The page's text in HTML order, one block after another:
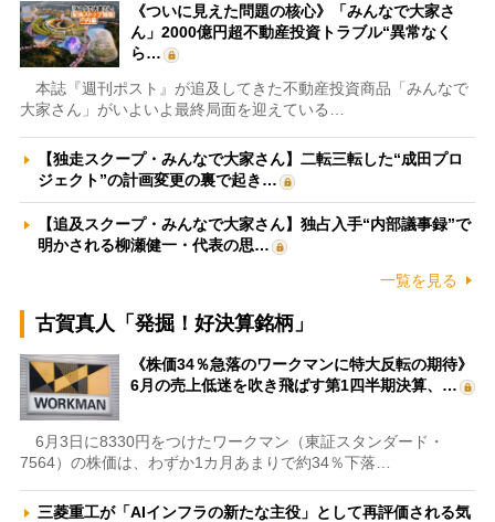
《ついに見えた問題の核心》「みんなで大家さ
ん」2000億円超不動産投資トラブル“異常なく
ら…
本誌『週刊ポスト』が追及してきた不動産投資商品「みんなで
大家さん」がいよいよ最終局面を迎えている…
【独走スクープ・みんなで大家さん】二転三転した“成田プロ
ジェクト”の計画変更の裏で起き…
【追及スクープ・みんなで大家さん】独占入手“内部議事録”で
明かされる柳瀬健一・代表の思…
一覧を見る
古賀真人「発掘！好決算銘柄」
《株価34％急落のワークマンに特大反転の期待》
6月の売上低迷を吹き飛ばす第1四半期決算、…
6月3日に8330円をつけたワークマン（東証スタンダード・
7564）の株価は、わずか1カ月あまりで約34％下落…
三菱重工が「AIインフラの新たな主役」として再評価される気